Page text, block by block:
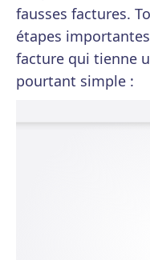
fausses factures.
étapes
facture qui tienne
pourtant simple :